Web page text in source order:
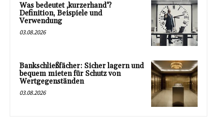
Was bedeutet ‚kurzerhand‘?
Definition, Beispiele und
Verwendung
03.08.2026
Bankschließfächer: Sicher lagern und
bequem mieten für Schutz von
Wertgegenständen
03.08.2026